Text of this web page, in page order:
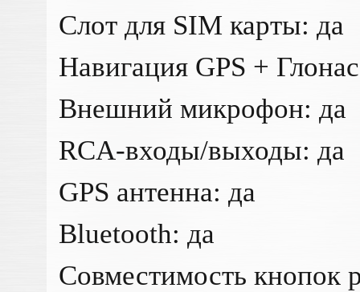
Слот для SIM карты: да
Навигация GPS +
Внешний микрофон: да
RCA-входы/выходы: да
GPS антенна: да
Bluetooth: да
Совместимость кнопок